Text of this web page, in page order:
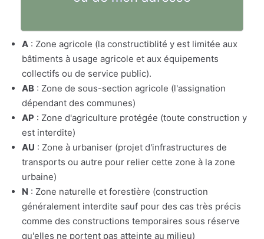
A : Zone agricole (la constructiblité y est limitée aux
bâtiments à usage agricole et aux équipements
collectifs ou de service public).
AB : Zone de sous-section agricole (l'assignation
dépendant des communes)
AP : Zone d'agriculture protégée (toute construction y
est interdite)
AU : Zone à urbaniser (projet d'infrastructures de
transports ou autre pour relier cette zone à la zone
urbaine)
N : Zone naturelle et forestière (construction
généralement interdite sauf pour des cas très précis
comme des constructions temporaires sous réserve
qu'elles ne portent pas atteinte au milieu)